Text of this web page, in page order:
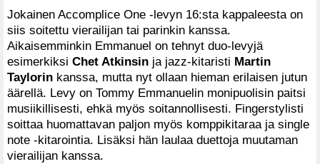
Jokainen Accomplice One -levyn 16:sta kappaleesta on
siis soitettu vierailijan tai parinkin kanssa.
Aikaisemminkin Emmanuel on tehnyt duo-levyjä
esimerkiksi Chet Atkinsin ja jazz-kitaristi Martin
Taylorin kanssa, mutta nyt ollaan hieman erilaisen jutun
äärellä. Levy on Tommy Emmanuelin monipuolisin paitsi
musiikillisesti, ehkä myös soitannollisesti. Fingerstylisti
soittaa huomattavan paljon myös komppikitaraa ja single
note -kitarointia. Lisäksi hän laulaa duettoja muutaman
vierailijan kanssa.